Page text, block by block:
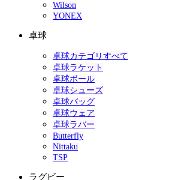
Wilson
YONEX
卓球
卓球カテゴリすべて
卓球ラケット
卓球ボール
卓球シューズ
卓球バッグ
卓球ウェア
卓球ラバー
Butterfly
Nittaku
TSP
ラグビー